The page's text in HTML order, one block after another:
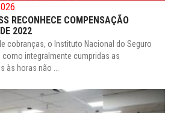
RECONHECE COMPENSAÇÃO
2022
cobranças, o Instituto Nacional do Seguro
como integralmente cumpridas as
horas não ...